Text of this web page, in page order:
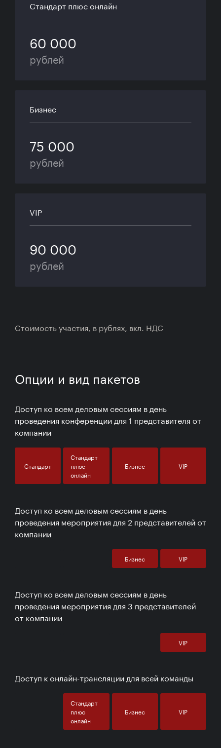
Стандарт плюс онлайн
60 000
рублей
Бизнес
75 000
рублей
VIP
90 000
рублей
Стоимость участия, в рублях, вкл. НДС
Опции и вид пакетов
Доступ ко всем деловым сессиям в день
проведения конференции для 1 представителя от
компании
Стандарт
Стандарт
плюс
онлайн
Бизнес VIP
Доступ ко всем деловым сессиям в день
проведения мероприятия для 2 представителей от
компании
Бизнес VIP
Доступ ко всем деловым сессиям в день
проведения мероприятия для 3 представителей
от компании
VIP
Доступ к онлайн-трансляции для всей команды
Стандарт
плюс
онлайн
Бизнес VIP